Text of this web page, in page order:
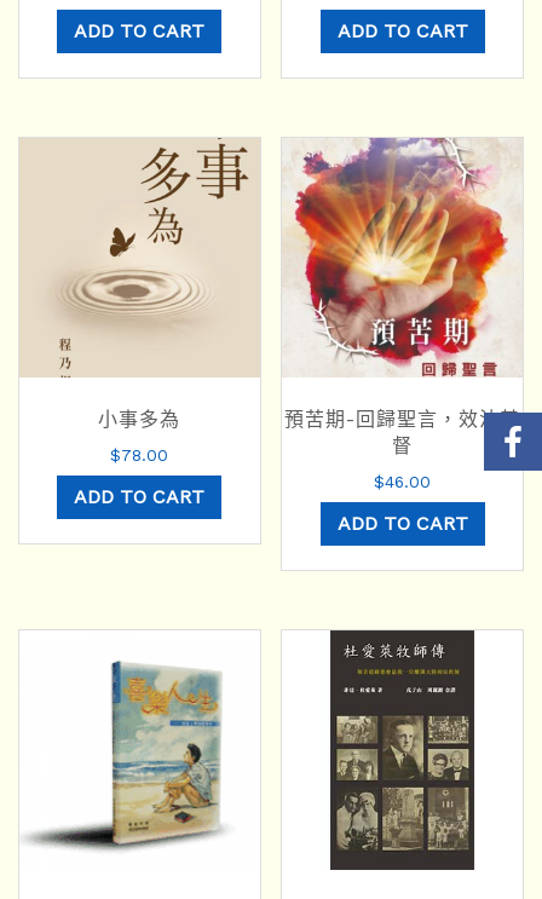
ADD TO CART ADD TO CART
小事多為
$78.00
ADD TO CART
預苦期-回歸聖言，效法基
督
$46.00
ADD TO CART